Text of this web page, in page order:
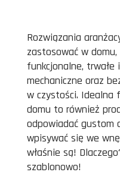
Rozwiązania
zastosować w
funkcjonalne, trwałe
mechaniczne oraz
w czystości.
domu to również
odpowiadać gustom
wpisywać się we
właśnie są!
szablonowo!